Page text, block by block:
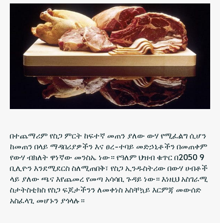
በተጨማሪም የስጋ ምርት ከፍተኛ መጠን ያለው ውሃ የሚፈልግ ሲሆን
ከመጠን በላይ ማዳበሪያዎችን እና ፀረ-ተባይ መድኃኒቶችን በመጠቀም
የውሃ ብክለት ዋነኛው መንስኤ ነው። የዓለም ህዝብ ቁጥር በ2050 9
ቢሊዮን እንደሚደርስ ስለሚጠበቅ፣ የስጋ ኢንዱስትሪው በውሃ ሀብቶች
ላይ ያለው ጫና እየጨመረ የመጣ አሳሳቢ ጉዳይ ነው። እነዚህ አስገራሚ
ስታትስቲክስ የስጋ ፍጆታችንን ለመቀነስ አስቸኳይ እርምጃ መውሰድ
አስፈላጊ መሆኑን ያጎላሉ።